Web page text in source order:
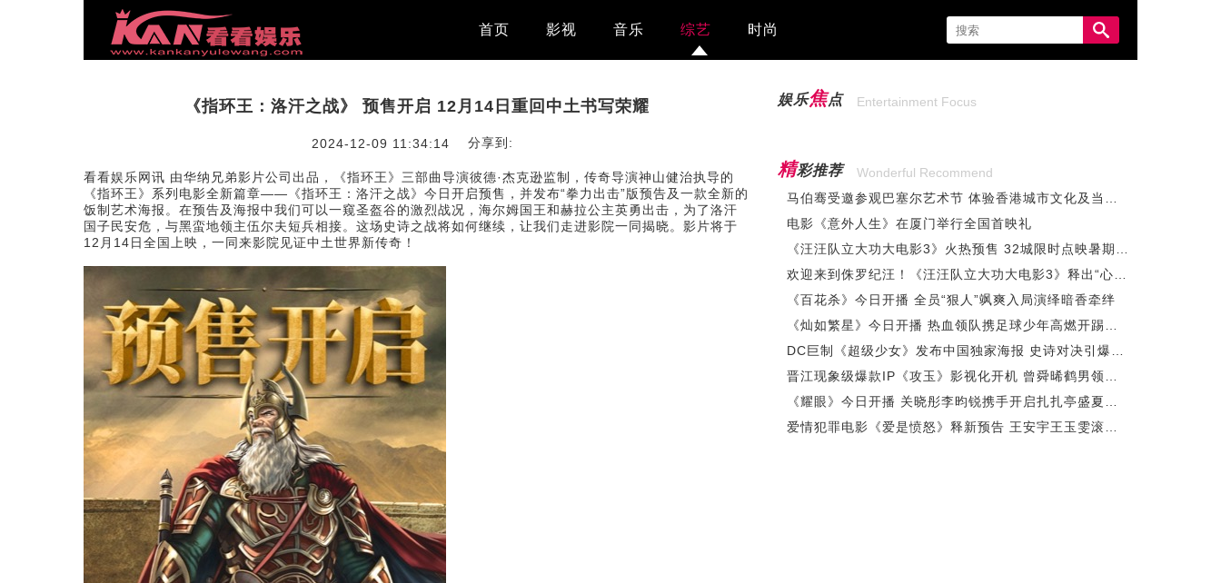
首页 影视 音乐 综艺 时尚
《指环王：洛汗之战》 预售开启 12月14日重回中土书写荣耀
2024-12-09 11:34:14 分享到:
看看娱乐网讯 由华纳兄弟影片公司出品，《指环王》三部曲导演彼德·杰克逊监制，传奇导演神山健治执导的
《指环王》系列电影全新篇章——《指环王：洛汗之战》今日开启预售，并发布“拳力出击”版预告及一款全新的
饭制艺术海报。在预告及海报中我们可以一窥圣盔谷的激烈战况，海尔姆国王和赫拉公主英勇出击，为了洛汗
国子民安危，与黑蛮地领主伍尔夫短兵相接。这场史诗之战将如何继续，让我们走进影院一同揭晓。影片将于
12月14日全国上映，一同来影院见证中土世界新传奇！
娱乐焦点 Entertainment Focus
精彩推荐
Wonderful Recommend
电影《意外人生》在厦门举行全国首映礼
《百花杀》今日开播 全员“狠人”飒爽入局演绎暗香牵绊